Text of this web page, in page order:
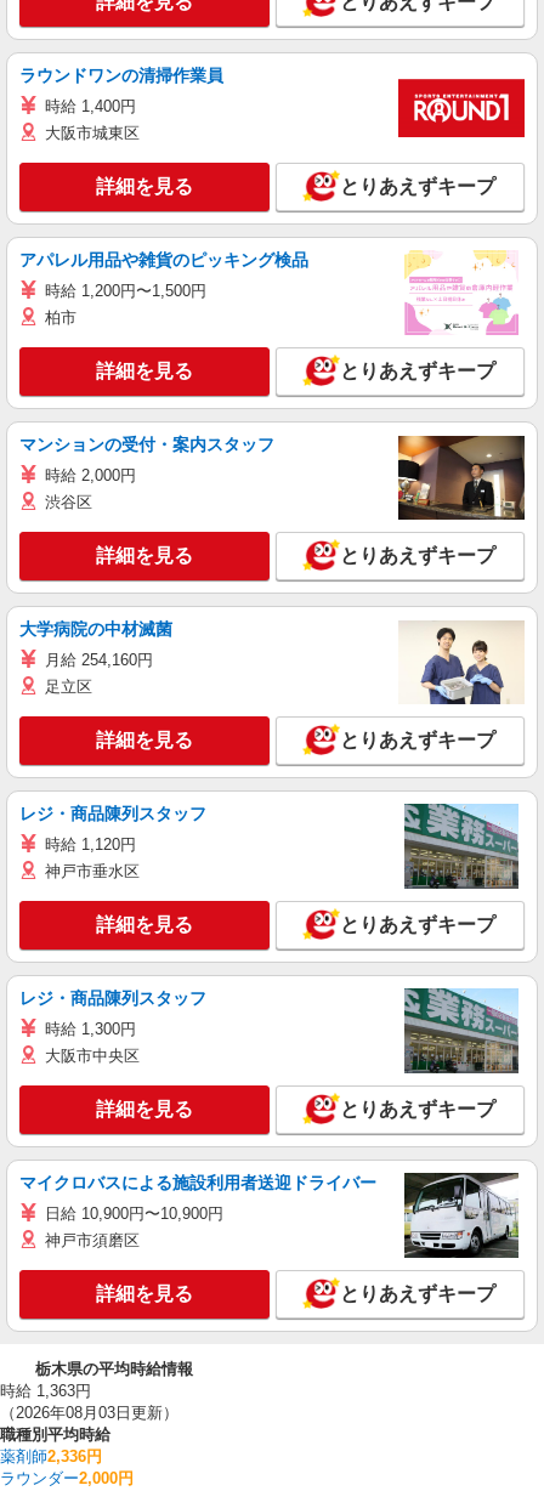
ラウンドワンの清掃作業員
時給 1,400円
大阪市城東区
詳細を見る とりあえずキープ
アパレル用品や雑貨のピッキング検品
時給 1,200円〜1,500円
柏市
詳細を見る とりあえずキープ
マンションの受付・案内スタッフ
時給 2,000円
渋谷区
詳細を見る とりあえずキープ
大学病院の中材滅菌
月給 254,160円
足立区
詳細を見る とりあえずキープ
レジ・商品陳列スタッフ
時給 1,120円
神戸市垂水区
詳細を見る とりあえずキープ
レジ・商品陳列スタッフ
時給 1,300円
大阪市中央区
詳細を見る とりあえずキープ
マイクロバスによる施設利用者送迎ドライバー
日給 10,900円〜10,900円
神戸市須磨区
詳細を見る とりあえずキープ
栃木県の平均時給情報
時給 1,363円
（2026年08月03日更新）
職種別平均時給
薬剤師2,336円
ラウンダー2,000円